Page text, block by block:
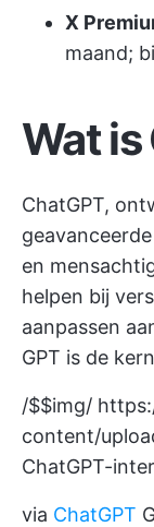
X
maand;
Wat is
ChatGPT,
en
helpen bij
aanpassen
GPT is de
/$$img/
content/
ChatGPT-
via ChatGPT